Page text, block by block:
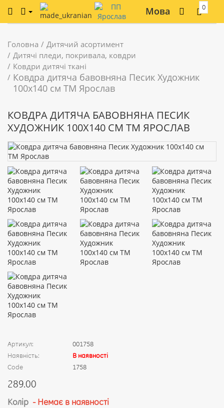
Мова 0
Головна
Дитячий асортимент
Дитячі пледи, покривала, ковдри
Ковдри дитячі ткані
Ковдра дитяча бавовняна Песик Художник
100х140 см ТМ Ярослав
КОВДРА ДИТЯЧА БАВОВНЯНА ПЕСИК
ХУДОЖНИК 100Х140 СМ ТМ ЯРОСЛАВ
Артикул:
001758
Наявність:
В наявності
Code
1758
289.00
Колір - Немає в наявності